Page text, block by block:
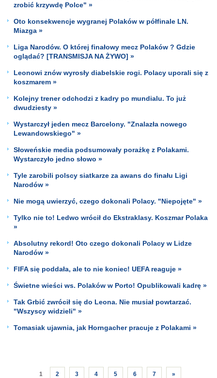
zrobić krzywdę Polce" »
Oto konsekwencje wygranej Polaków w półfinale LN.
Miazga »
Liga Narodów. O której finałowy mecz Polaków ? Gdzie
oglądać? [TRANSMISJA NA ŻYWO] »
Leonowi znów wyrosły diabelskie rogi. Polacy uporali się z
koszmarem »
Kolejny trener odchodzi z kadry po mundialu. To już
dwudziesty »
Wystarczył jeden mecz Barcelony. "Znalazła nowego
Lewandowskiego" »
Słoweńskie media podsumowały porażkę z Polakami.
Wystarczyło jedno słowo »
Tyle zarobili polscy siatkarze za awans do finału Ligi
Narodów »
Nie mogą uwierzyć, czego dokonali Polacy. "Niepojęte" »
Tylko nie to! Ledwo wrócił do Ekstraklasy. Koszmar Polaka
»
Absolutny rekord! Oto czego dokonali Polacy w Lidze
Narodów »
FIFA się poddała, ale to nie koniec! UEFA reaguje »
Świetne wieści ws. Polaków w Porto! Opublikowali kadrę »
Tak Grbić zwrócił się do Leona. Nie musiał powtarzać.
"Wszyscy widzieli" »
Tomasiak ujawnia, jak Horngacher pracuje z Polakami »
1 2 3 4 5 6 7 »